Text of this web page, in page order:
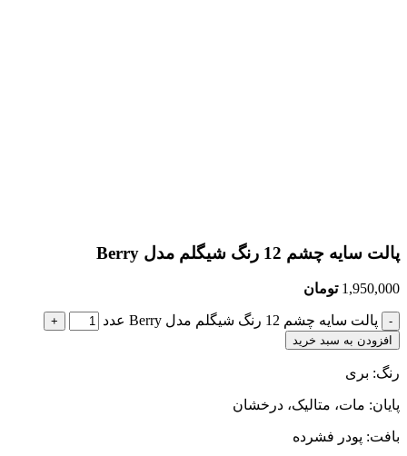
پالت سایه چشم 12 رنگ شیگلم مدل Berry
1,950,000 تومان
پالت سایه چشم 12 رنگ شیگلم مدل Berry عدد
افزودن به سبد خرید
رنگ: بری
پایان: مات، متالیک، درخشان
بافت: پودر فشرده